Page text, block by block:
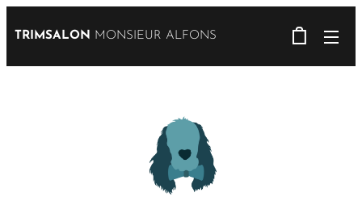
TRIMSALON MONSIEUR ALFONS